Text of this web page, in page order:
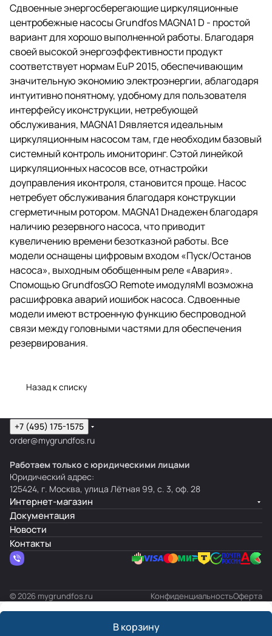
Сдвоенные энергосберегающие циркуляционные
центробежные насосы Grundfos MAGNA1 D - простой
вариант для хорошо выполненной работы. Благодаря
своей высокой энергоэффективности продукт
соответствует нормам EuP 2015, обеспечивающим
значительную экономию электроэнергии, аблагодаря
интуитивно понятному, удобному для пользователя
интерфейсу иконструкции, нетребующей
обслуживания, MAGNA1 Dявляется идеальным
циркуляционным насосом там, где необходим базовый
системный контроль имониторинг. Сэтой линейкой
циркуляционных насосов все, отнастройки
доуправления иконтроля, становится проще. Насос
нетребует обслуживания благодаря конструкции
сгерметичным ротором. MAGNA1 Dнадежен благодаря
наличию резервного насоса, что приводит
кувеличению времени безотказной работы. Все
модели оснащены цифровым входом «Пуск/Останов
насоса», выходным обобщенным реле «Авария».
Спомощью GrundfosGO Remote имодуляMI возможна
расшифровка аварий иошибок насоса. Сдвоенные
модели имеют встроенную функцию беспроводной
связи между головными частями для обеспечения
резервирования.
Назад к списку
В корзину
+7 (495) 175-1575
order@mygrundfos.ru
Работаем только с юридическими лицами
Юридический адрес:
125424, г. Москва, улица Лётная 99, с. 3, оф. 28
Интернет-магазин
Документация
Новости
Контакты
© 2026 mygrundfos.ru КонфиденциальностьОферта